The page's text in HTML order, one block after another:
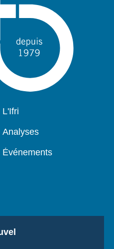
Navigation
L'Ifri
Analyses
Événements